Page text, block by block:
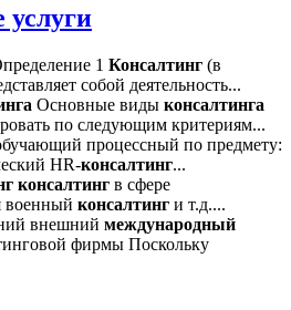
услуги
1 Консалтинг (в
собой деятельность...
Основные виды консалтинга
по следующим критериям...
процессный по предмету:
HR-консалтинг...
консалтинг в сфере
военный консалтинг и т.д....
внешний международный
фирмы Поскольку